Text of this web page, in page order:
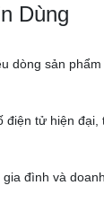
Dùng
dòng sản
tử hiện đại,
đình và